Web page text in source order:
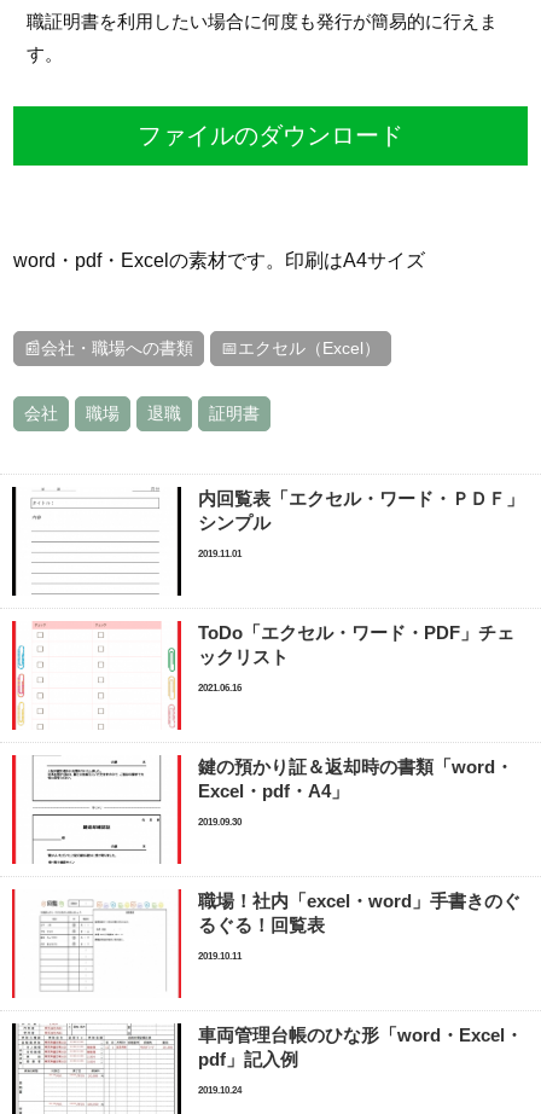
職証明書を利用したい場合に何度も発行が簡易的に行えま
す。
ファイルのダウンロード
word・pdf・Excelの素材です。印刷はA4サイズ
📰会社・職場への書類 📅エクセル（Excel）
会社 職場 退職 証明書
内回覧表「エクセル・ワード・ＰＤＦ」
シンプル
2019.11.01
ToDo「エクセル・ワード・PDF」チェ
ックリスト
2021.06.16
鍵の預かり証＆返却時の書類「word・
Excel・pdf・A4」
2019.09.30
職場！社内「excel・word」手書きのぐ
るぐる！回覧表
2019.10.11
車両管理台帳のひな形「word・Excel・
pdf」記入例
2019.10.24